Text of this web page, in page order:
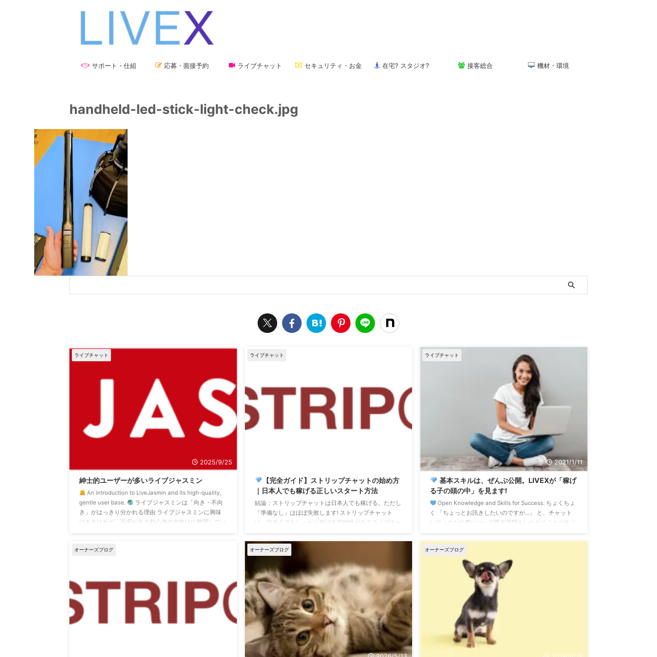
サポート・仕組 応募・面接予約 ライブチャット セキュリティ・お金 在宅? スタジオ? 接客総合 機材・環境
handheld-led-stick-light-check.jpg
ライブチャット
2025/9/25
紳士的ユーザーが多いライブジャスミン
An introduction to LiveJasmin and its high-quality,
gentle user base.
ライブジャスミンは「向き・不向
き」がはっきり分かれる理由 ライブジャスミンに興味
はあるけれど、不安がある初心者の方向けに整理してい
いる人は少なくありません。 その中でよく名前が挙が
ライブチャット
【完全ガイド】ストリップチャットの始め方
｜日本人でも稼げる正しいスタート方法
結論：ストリップチャットは日本人でも稼げる。ただし
「準備なし」はほぼ失敗します! ストリップチャット
は、日本人でもしっかり稼げる可能性があるライブチャ
とんど稼げずに辞めていく人が多いのも事実です。
「やってみたいけど、本当に稼げるのか不安…」そう感
じていませんか？ 実際、ストリップチャットは稼げる
可能性がある一方で、
多くの人が正しいやり方を知
らないまま始めてしまっています。 特に2026年現在は
競争も増え、・何時間もロ ...
ライブチャット
2021/1/11
基本スキルは、ぜんぶ公開。LIVEXが「稼げ
る子の頭の中」を見ます!
Open Knowledge and Skills for Success. ちょくちょ
く 「ちょっとお訊きしたいのですが…」 と、チャット
レディのお仕事について匿名質問をいただくことがあり
ライブチャット、チャットレディに必要な基本スキル
は、 在籍以外の方にもできる限りのアドバイスをさせ
ていただいてます。 マル秘スキルなんていうレベルで
はなく、 みんなでやったほうが良いことや、 安全対策
に必要な基本スキルは、 どんどん質問していただい ...
オーナーズブログ オーナーズブログ オーナーズブログ